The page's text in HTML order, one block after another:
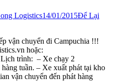
Logistics14/01/2015Để Lại
vận chuyển đi Campuchia !!!
hoặc:
trình: – Xe chạy 2
tuần. – Xe xuất phát tại kho
vận chuyển đến phát hàng